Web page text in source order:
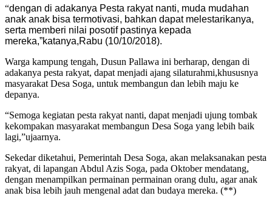
“dengan di adakanya Pesta rakyat nanti, muda mudahan
anak anak bisa termotivasi, bahkan dapat melestarikanya,
serta memberi nilai posotif pastinya kepada
mereka,”katanya,Rabu (10/10/2018).
Warga kampung tengah, Dusun Pallawa ini berharap, dengan di
adakanya pesta rakyat, dapat menjadi ajang silaturahmi,khususnya
masyarakat Desa Soga, untuk membangun dan lebih maju ke
depanya.
“Semoga kegiatan pesta rakyat nanti, dapat menjadi ujung tombak
kekompakan masyarakat membangun Desa Soga yang lebih baik
lagi,”ujaarnya.
Sekedar diketahui, Pemerintah Desa Soga, akan melaksanakan pesta
rakyat, di lapangan Abdul Azis Soga, pada Oktober mendatang,
dengan menampilkan permainan permainan orang dulu, agar anak
anak bisa lebih jauh mengenal adat dan budaya mereka. (**)